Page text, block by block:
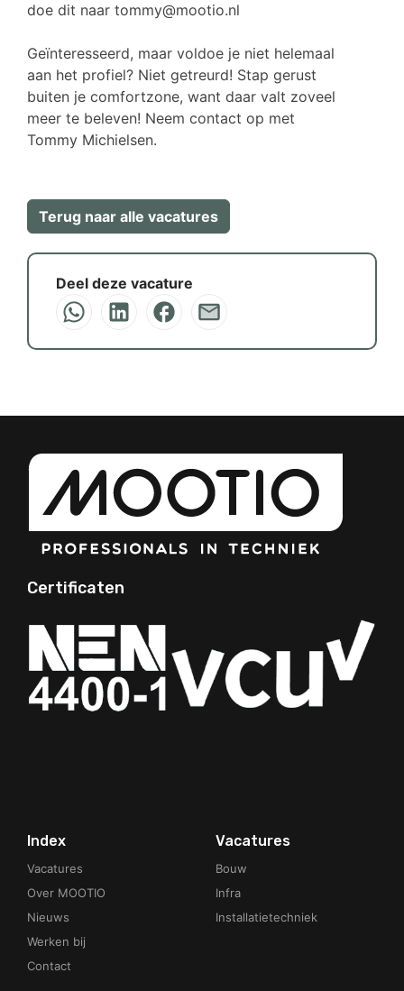
doe dit naar tommy@mootio.nl
Geïnteresseerd, maar voldoe je niet helemaal
aan het profiel? Niet getreurd! Stap gerust
buiten je comfortzone, want daar valt zoveel
meer te beleven! Neem contact op met
Tommy Michielsen.
Terug naar alle vacatures
Deel deze vacature
Certificaten
Index
Vacatures
Over MOOTIO
Nieuws
Werken bij
Contact
Vacatures
Bouw
Infra
Installatietechniek